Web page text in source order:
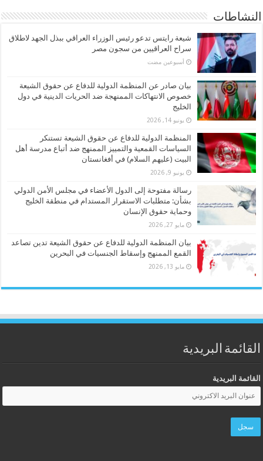
النشاطات
شيعة رايتس تدعو رئيس الوزراء العراقي ببذل الجهد لاطلاق
سراح العراقيين من سجون مصر
‏أسبوعين مضت
بيان صادر عن المنظمة الدولية للدفاع عن حقوق الشيعة
خصوص الانتهاكات الممنهجة ضد الحريات الدينية في دول
الخليج
يونيو 14, 2026
المنظمة الدولية للدفاع عن حقوق الشيعة تستنكر
السياسات القمعية والتمييز الممنهج ضد أتباع مدرسة أهل
البيت (عليهم السلام) في أفغانستان
يونيو 9, 2026
رسالة مفتوحة إلى الدول الأعضاء في مجلس الأمن الدولي
بشأن: متطلبات الاستقرار المستدام في منطقة الخليج
وحماية حقوق الإنسان
مايو 27, 2026
بيان المنظمة الدولية للدفاع عن حقوق الشيعة تدين تصاعد
القمع الممنهج وإسقاط الجنسيات في البحرين
مايو 13, 2026
القائمة البريدية
القائمة البريدية